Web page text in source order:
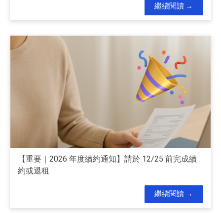
繼續閱讀
【重要｜2026 年度續約通知】請於 12/25 前完成續
約或退租
繼續閱讀